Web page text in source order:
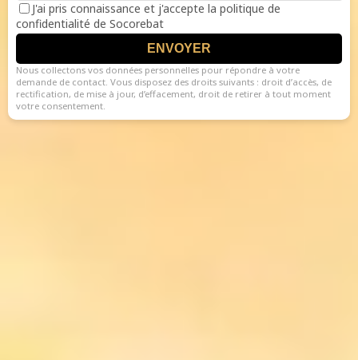
J'ai pris connaissance et j'accepte la politique de
confidentialité de Socorebat
ENVOYER
Nous collectons vos données personnelles pour répondre à votre
demande de contact. Vous disposez des droits suivants : droit d’accès, de
rectification, de mise à jour, d’effacement, droit de retirer à tout moment
votre consentement.